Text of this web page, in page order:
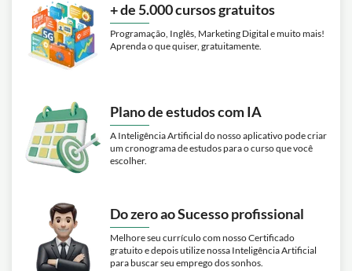
+ de 5.000 cursos gratuitos
Programação, Inglês, Marketing Digital e muito mais!
Aprenda o que quiser, gratuitamente.
Plano de estudos com IA
A Inteligência Artificial do nosso aplicativo pode criar
um cronograma de estudos para o curso que você
escolher.
Do zero ao Sucesso profissional
Melhore seu currículo com nosso Certificado
gratuito e depois utilize nossa Inteligência Artificial
para buscar seu emprego dos sonhos.